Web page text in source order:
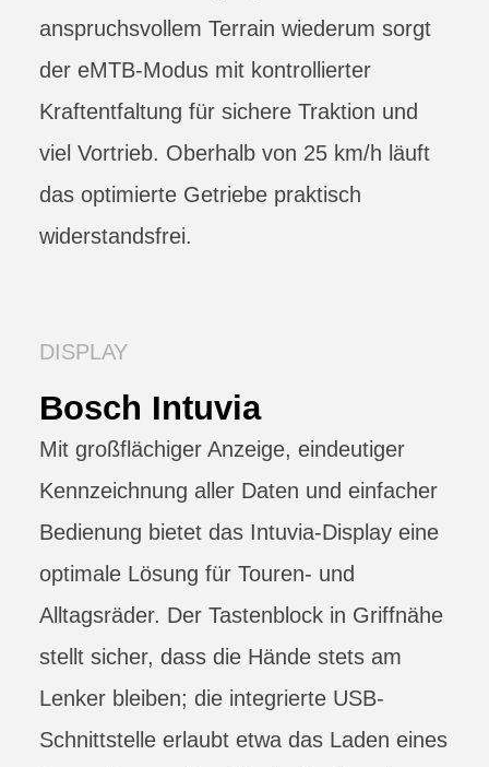
anspruchsvollem Terrain wiederum sorgt
der eMTB-Modus mit kontrollierter
Kraftentfaltung für sichere Traktion und
viel Vortrieb. Oberhalb von 25 km/h läuft
das optimierte Getriebe praktisch
widerstandsfrei.
DISPLAY
Bosch Intuvia
Mit großflächiger Anzeige, eindeutiger
Kennzeichnung aller Daten und einfacher
Bedienung bietet das Intuvia-Display eine
optimale Lösung für Touren- und
Alltagsräder. Der Tastenblock in Griffnähe
stellt sicher, dass die Hände stets am
Lenker bleiben; die integrierte USB-
Schnittstelle erlaubt etwa das Laden eines